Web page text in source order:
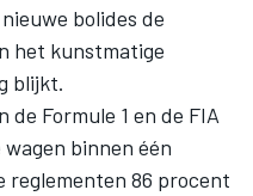
bolides de
het kunstmatige
blijkt.
de Formule 1 en de FIA
binnen één
reglementen 86 procent